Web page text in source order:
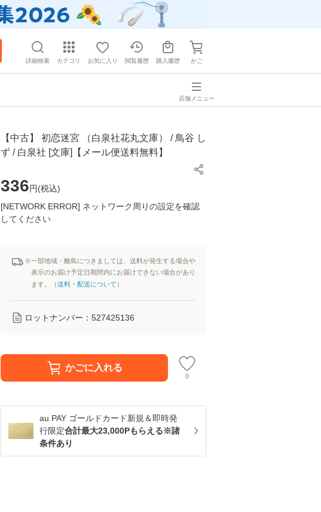
詳細検索 カテゴリ お気に入り 閲覧履歴 購入履歴 かご
店舗メニュー
【中古】 初恋迷宮 （白泉社花丸文庫） / 鳥谷 し
ず / 白泉社 [文庫]【メール便送料無料】
336円(税込)
[NETWORK ERROR] ネットワーク周りの設定を確認
してください
※一部地域・離島につきましては、送料が発生する場合や
表示のお届け予定日期間内にお届けできない場合があり
ます。（送料・配送について ）
ロットナンバー： 527425136
かごに入れる
0
au PAY ゴールドカード新規＆即時発
行限定合計最大23,000Pもらえる※諸
条件あり